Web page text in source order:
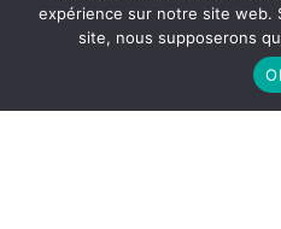
expérience sur notre site web.
site, nous supposerons